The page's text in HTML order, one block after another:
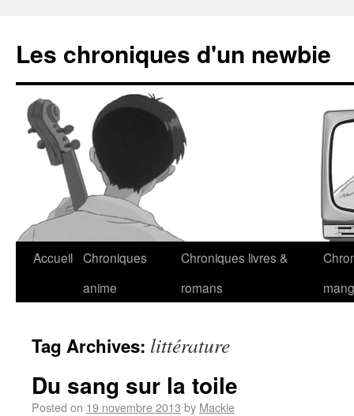
Les chroniques d'un newbie
Accueil Chroniques
anime
Chroniques livres &
romans
Tag Archives: littérature
Du sang sur la toile
Posted on 19 novembre 2013 by Mackie